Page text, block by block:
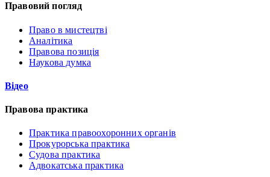
Правовий погляд
Право в мистецтві
Аналітика
Правова позиція
Наукова думка
Відео
Правова практика
Практика правоохоронних органів
Прокурорська практика
Судова практика
Адвокатська практика